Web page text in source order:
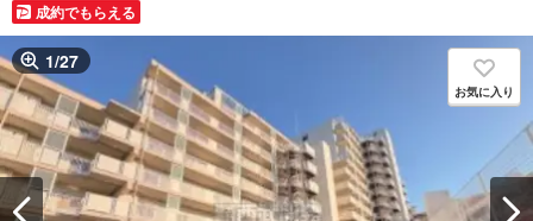
成約でもらえる
1/27
お気に入り